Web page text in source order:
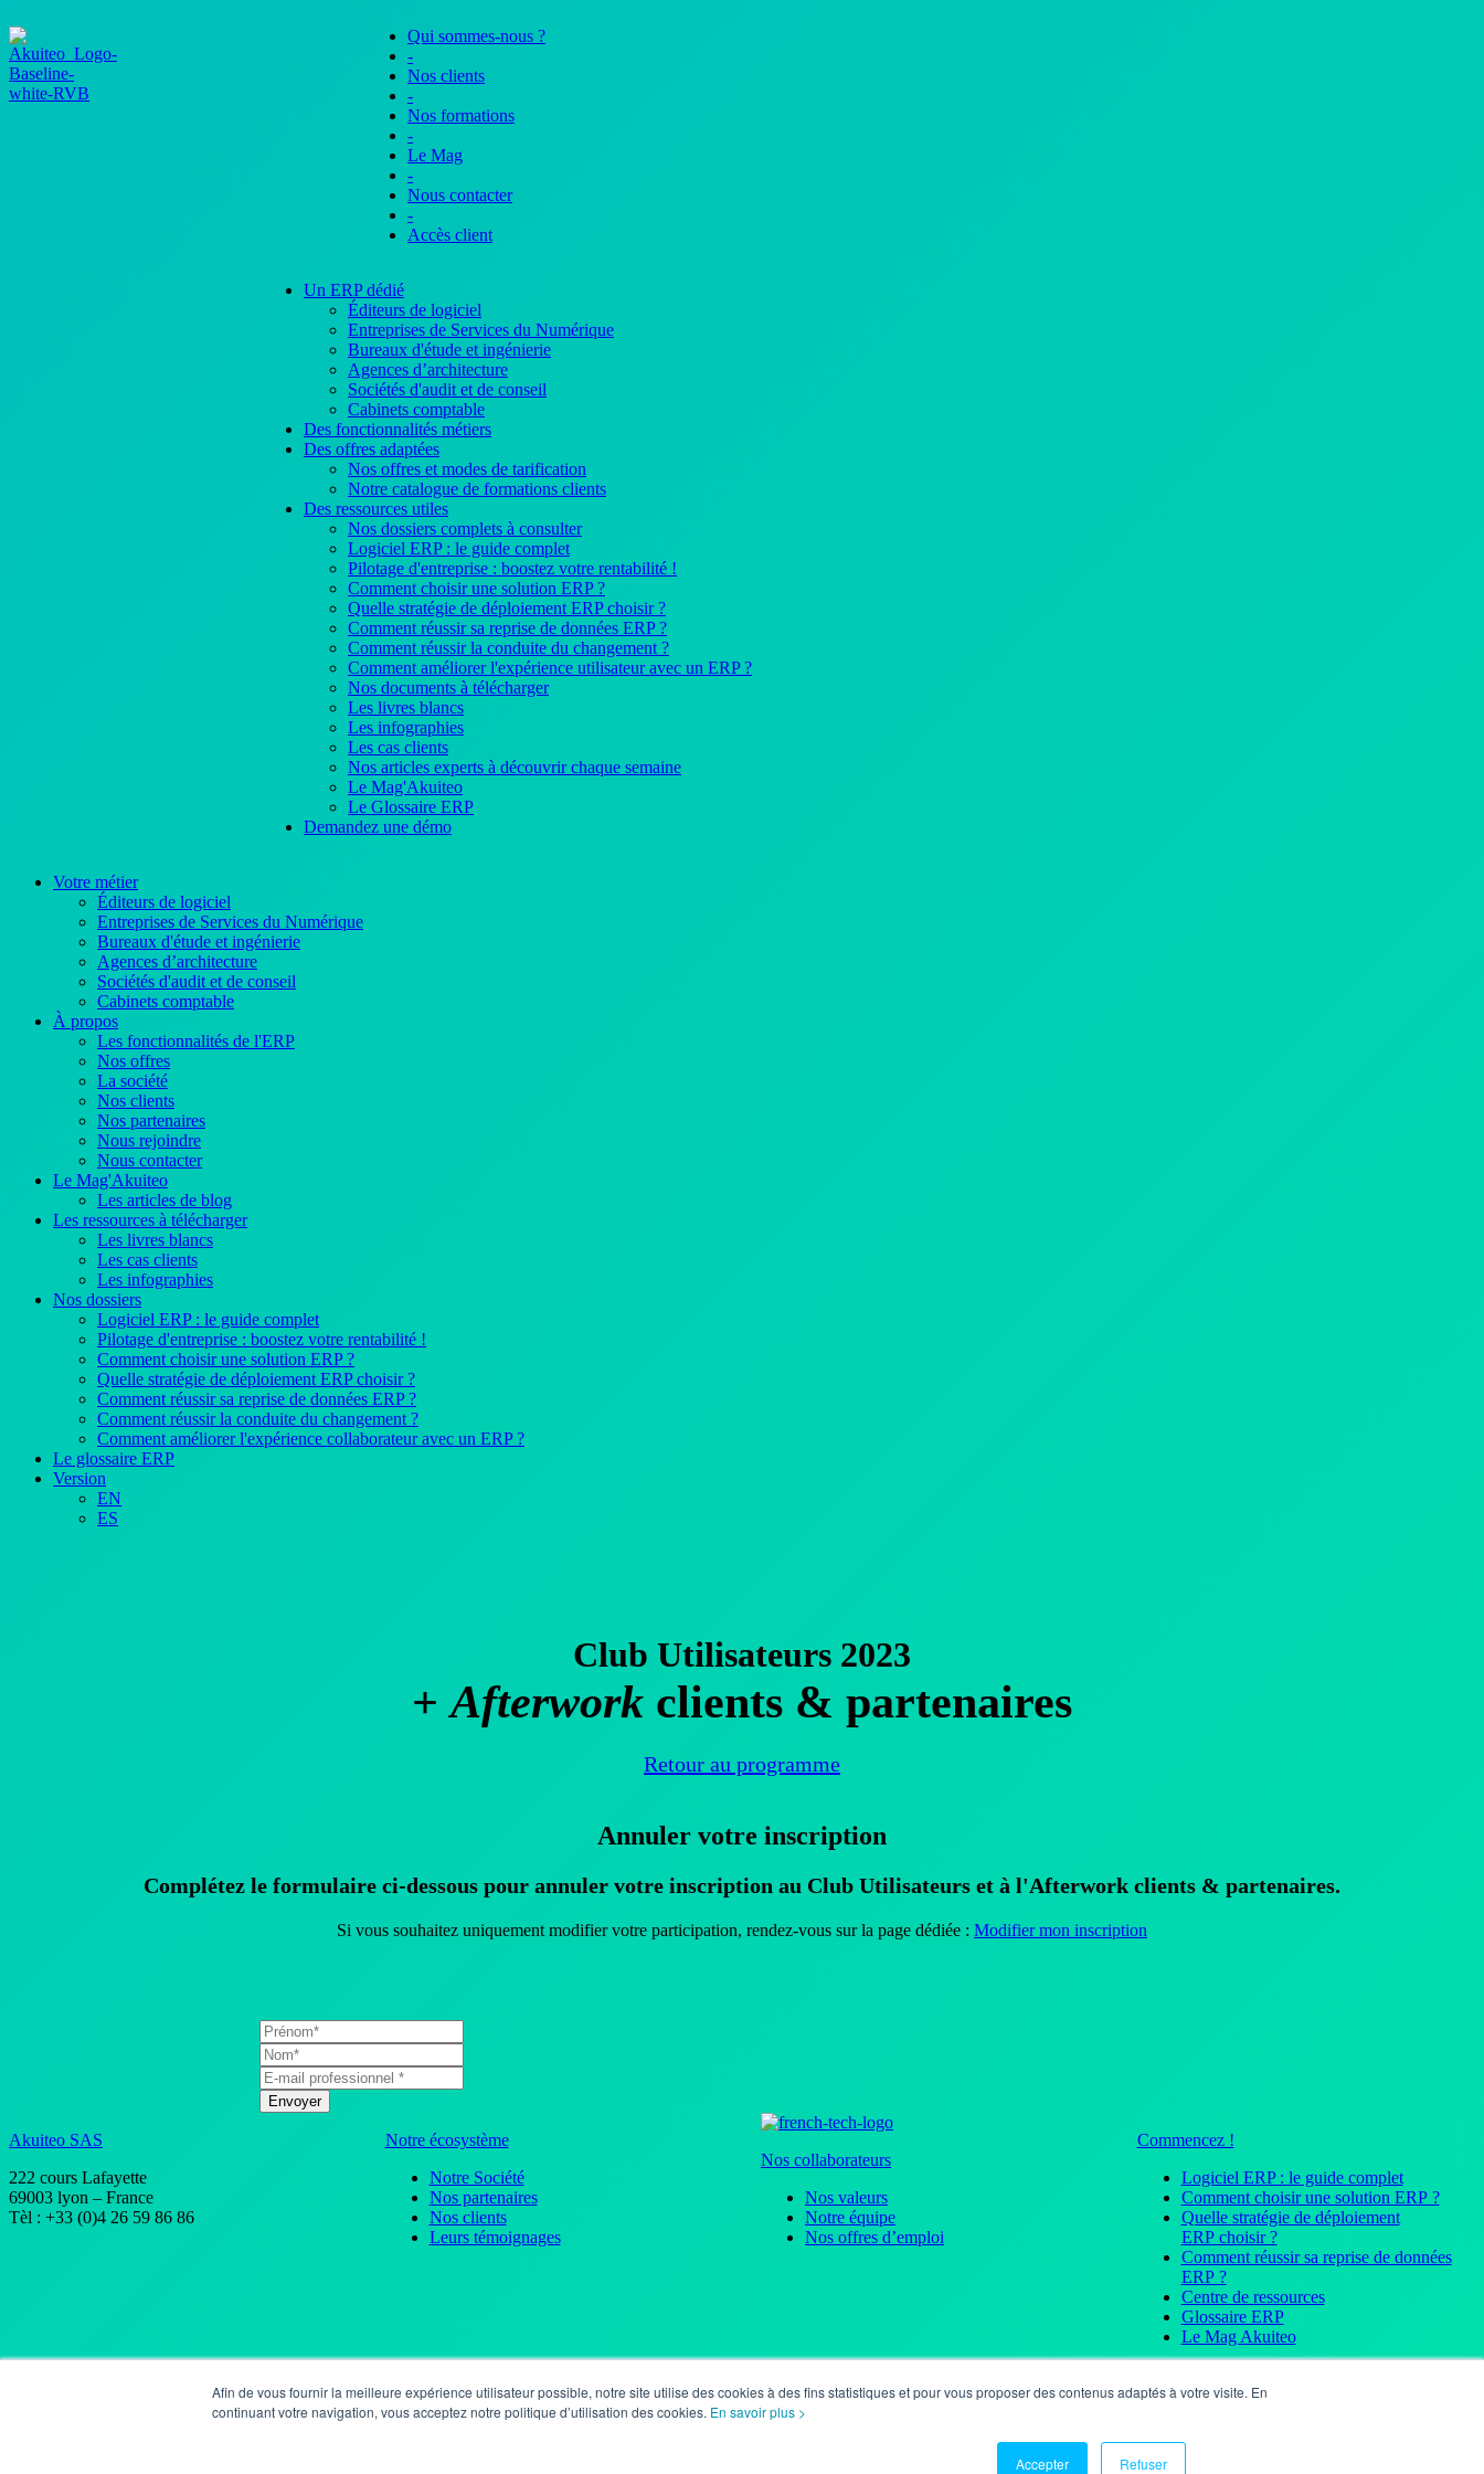
Afin de vous fournir la meilleure expérience utilisateur possible, notre site utilise des cookies à des fins statistiques et pour vous proposer des contenus adaptés à votre visite. En
continuant votre navigation, vous acceptez notre politique d’utilisation des cookies. En savoir plus >
Accepter Refuser
Qui sommes-nous ?
-
Nos clients
-
Nos formations
-
Le Mag
-
Nous contacter
-
Accès client
Un ERP dédié
Éditeurs de logiciel
Entreprises de Services du Numérique
Bureaux d'étude et ingénierie
Agences d’architecture
Sociétés d'audit et de conseil
Cabinets comptable
Des fonctionnalités métiers
Des offres adaptées
Nos offres et modes de tarification
Notre catalogue de formations clients
Des ressources utiles
Nos dossiers complets à consulter
Logiciel ERP : le guide complet
Pilotage d'entreprise : boostez votre rentabilité !
Comment choisir une solution ERP ?
Quelle stratégie de déploiement ERP choisir ?
Comment réussir sa reprise de données ERP ?
Comment réussir la conduite du changement ?
Comment améliorer l'expérience utilisateur avec un ERP ?
Nos documents à télécharger
Les livres blancs
Les infographies
Les cas clients
Nos articles experts à découvrir chaque semaine
Le Mag'Akuiteo
Le Glossaire ERP
Demandez une démo
Votre métier
Éditeurs de logiciel
Entreprises de Services du Numérique
Bureaux d'étude et ingénierie
Agences d’architecture
Sociétés d'audit et de conseil
Cabinets comptable
À propos
Les fonctionnalités de l'ERP
Nos offres
La société
Nos clients
Nos partenaires
Nous rejoindre
Nous contacter
Le Mag'Akuiteo
Les articles de blog
Les ressources à télécharger
Les livres blancs
Les cas clients
Les infographies
Nos dossiers
Logiciel ERP : le guide complet
Pilotage d'entreprise : boostez votre rentabilité !
Comment choisir une solution ERP ?
Quelle stratégie de déploiement ERP choisir ?
Comment réussir sa reprise de données ERP ?
Comment réussir la conduite du changement ?
Comment améliorer l'expérience collaborateur avec un ERP ?
Le glossaire ERP
Version
EN
ES
Club Utilisateurs 2023
+Afterwork clients & partenaires
Retour au programme
Annuler votre inscription
Complétez le formulaire ci-dessous pour annuler votre inscription au Club Utilisateurs et à l'Afterwork clients & partenaires.
Si vous souhaitez uniquement modifier votre participation, rendez-vous sur la page dédiée : Modifier mon inscription
Akuiteo SAS
222 cours Lafayette
69003 lyon – France
Tèl : +33 (0)4 26 59 86 86
Notre écosystème
Notre Société
Nos partenaires
Nos clients
Leurs témoignages
Nos collaborateurs
Nos valeurs
Notre équipe
Nos offres d’emploi
Commencez !
Logiciel ERP : le guide complet
Comment choisir une solution ERP ?
Quelle stratégie de déploiement
ERP choisir ?
Comment réussir sa reprise de données
ERP ?
Centre de ressources
Glossaire ERP
Le Mag Akuiteo
linkedin facebook Bluesky youtube rss
Administration des données personnelles